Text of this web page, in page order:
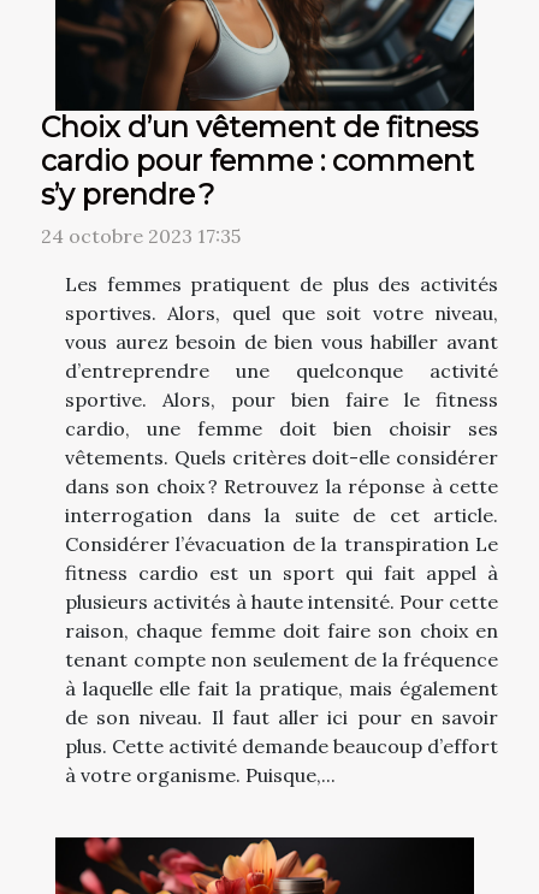
Choix d’un vêtement de fitness
cardio pour femme : comment
s’y prendre ?
24 octobre 2023 17:35
Les femmes pratiquent de plus des activités
sportives. Alors, quel que soit votre niveau,
vous aurez besoin de bien vous habiller avant
d’entreprendre une quelconque activité
sportive. Alors, pour bien faire le fitness
cardio, une femme doit bien choisir ses
vêtements. Quels critères doit-elle considérer
dans son choix ? Retrouvez la réponse à cette
interrogation dans la suite de cet article.
Considérer l’évacuation de la transpiration Le
fitness cardio est un sport qui fait appel à
plusieurs activités à haute intensité. Pour cette
raison, chaque femme doit faire son choix en
tenant compte non seulement de la fréquence
à laquelle elle fait la pratique, mais également
de son niveau. Il faut aller ici pour en savoir
plus. Cette activité demande beaucoup d’effort
à votre organisme. Puisque,...